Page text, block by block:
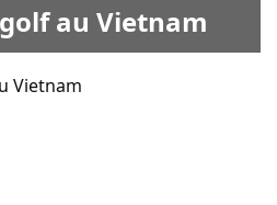
au Vietnam